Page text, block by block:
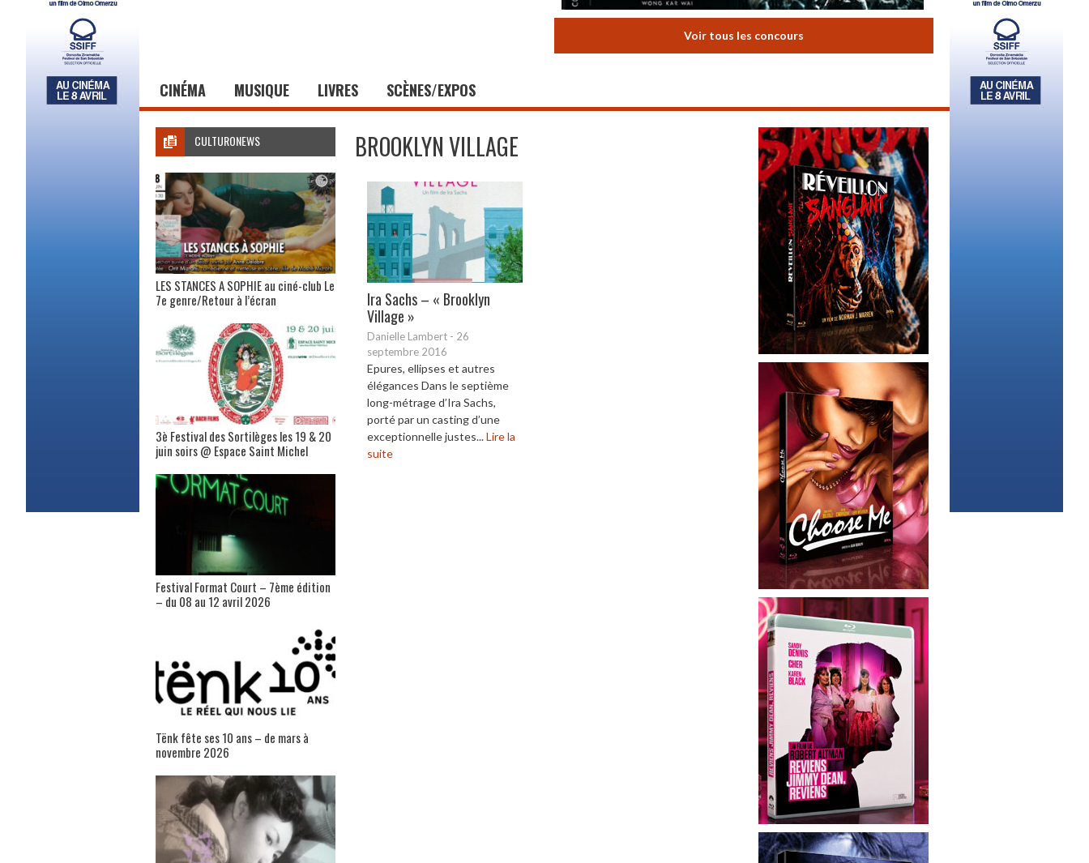
Voir tous les concours
CINÉMA MUSIQUE LIVRES SCÈNES/EXPOS
BROOKLYN VILLAGE
Ira Sachs – « Brooklyn
Village »
Danielle Lambert - 26
septembre 2016
Epures, ellipses et autres
élégances Dans le septième
long-métrage d’Ira Sachs,
porté par un casting d’une
exceptionnelle justes...Lire la
suite
CULTURONEWS
LES STANCES A SOPHIE au ciné-club Le
7e genre/Retour à l’écran
3è Festival des Sortilèges les 19 & 20
juin soirs @ Espace Saint Michel
Festival Format Court – 7ème édition
– du 08 au 12 avril 2026
Tënk fête ses 10 ans – de mars à
novembre 2026